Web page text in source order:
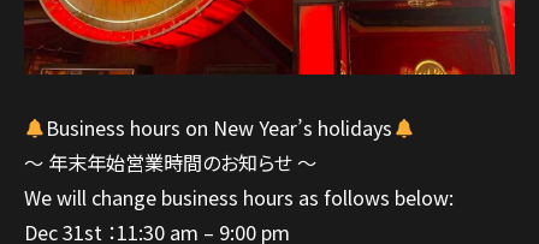
Business hours on New Year’s holidays
～ 年末年始営業時間のお知らせ ～
We will change business hours as follows below:
Dec 31st ：11:30 am – 9:00 pm